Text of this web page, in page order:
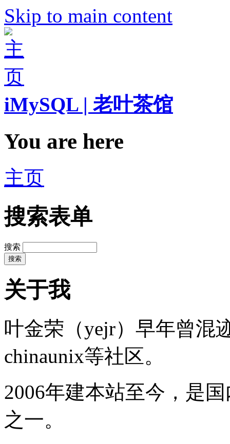
Skip to main content
iMySQL | 老叶茶馆
You are here
主页
搜索表单
搜索
关于我
叶金荣（yejr）早年曾混
chinaunix等社区。
2006年建本站至今，是
之一。